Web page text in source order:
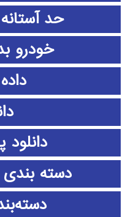
حد
خودرو
دانلود
دسته بندی